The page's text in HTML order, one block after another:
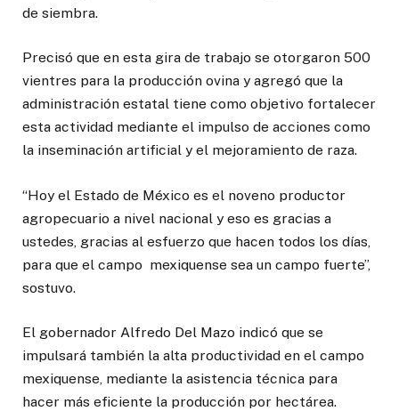
de siembra.
Precisó que en esta gira de trabajo se otorgaron 500
vientres para la producción ovina y agregó que la
administración estatal tiene como objetivo fortalecer
esta actividad mediante el impulso de acciones como
la inseminación artificial y el mejoramiento de raza.
“Hoy el Estado de México es el noveno productor
agropecuario a nivel nacional y eso es gracias a
ustedes, gracias al esfuerzo que hacen todos los días,
para que el campo mexiquense sea un campo fuerte”,
sostuvo.
El gobernador Alfredo Del Mazo indicó que se
impulsará también la alta productividad en el campo
mexiquense, mediante la asistencia técnica para
hacer más eficiente la producción por hectárea.